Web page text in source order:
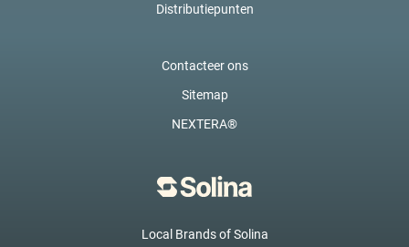
Distributiepunten
Contacteer ons
Sitemap
NEXTERA®
Local Brands of Solina